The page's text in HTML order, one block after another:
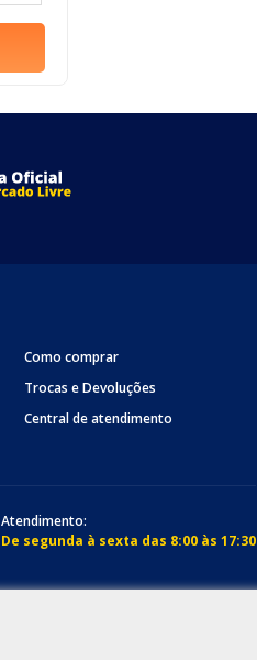
Como comprar
Trocas e Devoluções
Central de atendimento
Atendimento:
De segunda à sexta das 8:00 às 17:30